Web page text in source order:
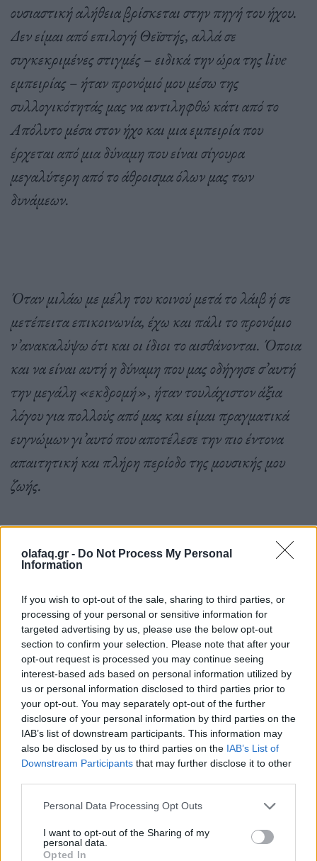
olafaq.gr - Do Not Process My Personal
Information
If you wish to opt-out of the sale, sharing to third parties, or
processing of your personal or sensitive information for
targeted advertising by us, please use the below opt-out
section to confirm your selection. Please note that after your
opt-out request is processed you may continue seeing
interest-based ads based on personal information utilized by
us or personal information disclosed to third parties prior to
your opt-out. You may separately opt-out of the further
disclosure of your personal information by third parties on the
IAB’s list of downstream participants. This information may
also be disclosed by us to third parties on the IAB’s List of
Downstream Participants that may further disclose it to other
Personal Data Processing Opt Outs
I want to opt-out of the Sharing of my
personal data.
Opted In
ουσιαστική αλήθεια βρίσκεται στην πηγή του ήχου.
Δεν είμαι από επιλογή Θεϊστής, αλλά σε
συγκεκριμένες στιγμές – ειδικά την ώρα της live
εμπειρίας – ήταν προνόμιό μου μέσω της
συλλογικότητάς μας να αντιληφθώ κάτι από το
Απόλυτο μέσα στον ήχο και μια εμπειρία που
έρχεται από μια δύναμη που είναι σίγουρα
μεγαλύτερη από το άθροισμα όλων μας των
δυνάμεων.
Όταν μιλάω με μέλη του κοινού μετά το λάιβ ή σε
μετέπειτα επικοινωνία, έχω και πάλι το προνόμιο
ν’ανακαλύψω ότι και οι ίδιοι το αισθάνονται. Όποια
και να είναι αυτή η δύναμη που μας οδήγησε σ’αυτή
την μεγάλη «εκδρομή», ήταν τουλάχιστον άξια
λόγου για πολλούς από μας και είμαι πραγματικά
ευγνώμων γι’αυτό που αποτέλεσε την πιο έντονα
απαιτητική και πλήρη περίοδο της μουσικής μου
ζωής.
Προχωρώντας μπροστά, μετά την περιοδεία που
σχετίζεται με το The
να δημιουργώ μουσική με το όνομα των SWANS
μια ανανεώσιμη σειρά συνεργατών. Αυτή τη στιγμή
έχω μια ελάχιστη ιδέα για την μορφή που θα πάρει ο
ήχος, κάτι που είναι πολύ καλό. Οι περιοδείες
πάντως θα είναι σαφώς μικρότερες, γι’αυτό είμαι
σίγουρος! Ο,τι και να φέρει το μέλλον, θα μου λείψει
αφάνταστα αυτό το τόσο ιδιαίτερο μέρος ανθρώπινου
και μουσικού δυναμικού που συγκροτείται από τους:
ChristopherPravdica, ThorHarris
κι εμένα κάπου
μπερδεμένο εκεί μέσα επίσης»